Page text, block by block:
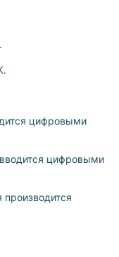
цифровыми
цифровыми